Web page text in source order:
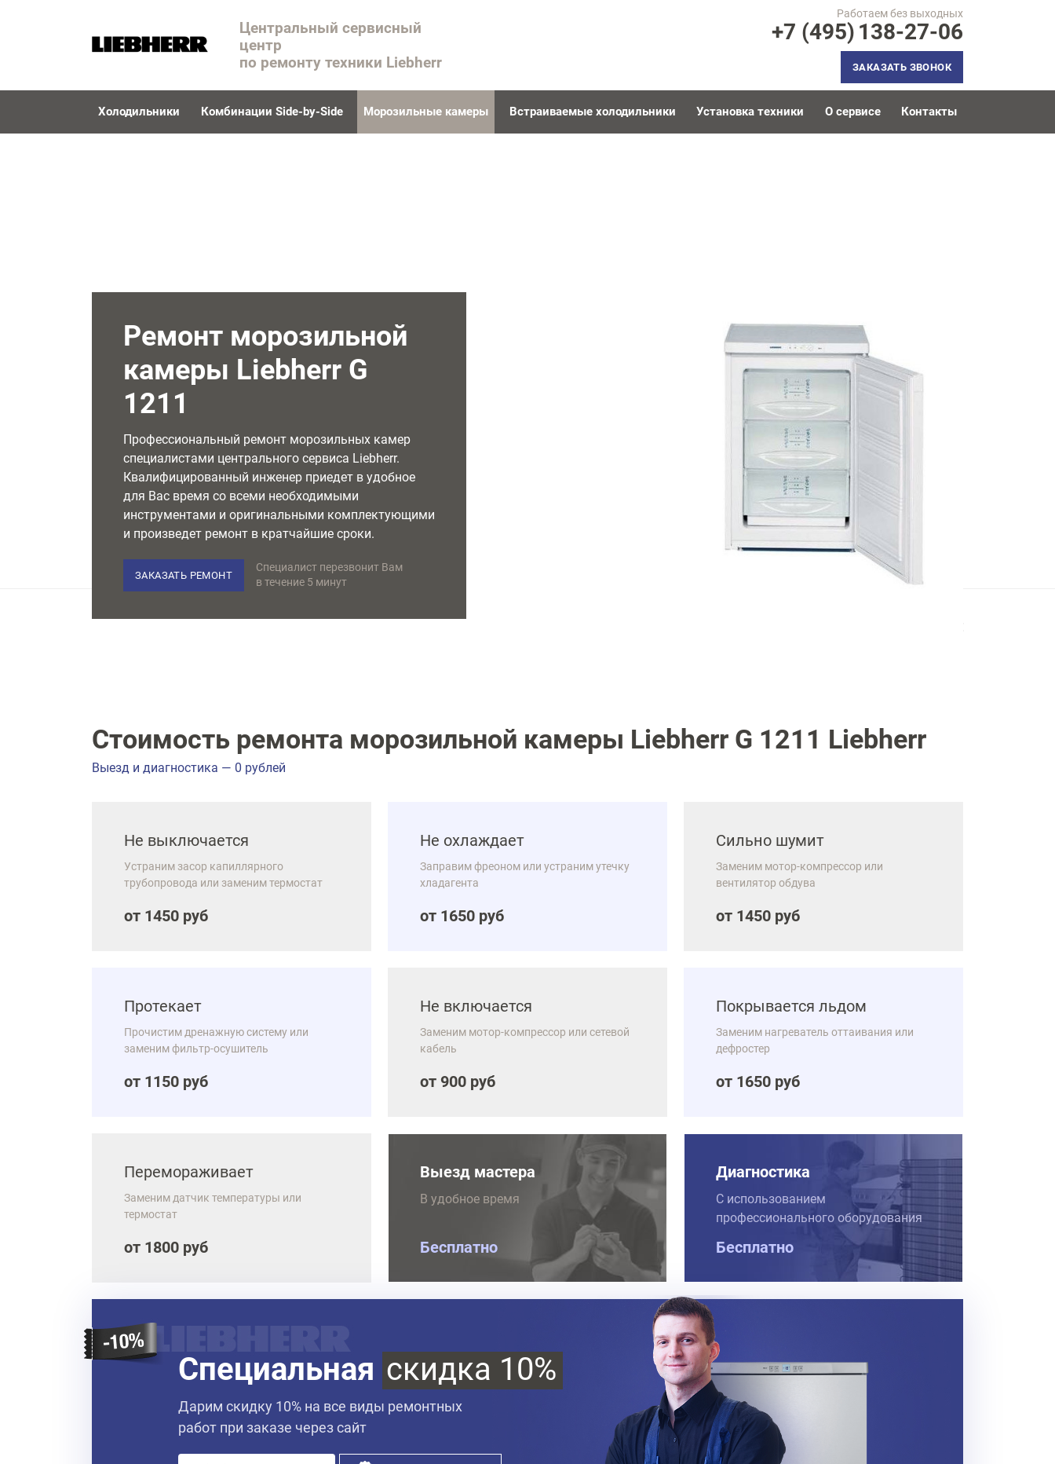
Центральный сервисный
центр
по ремонту техники Liebherr
Работаем без выходных
+7 (495) 138-27-06
ЗАКАЗАТЬ ЗВОНОК
Холодильники Комбинации Side-by-Side Морозильные камеры Встраиваемые холодильники Установка техники О сервисе Контакты
Ремонт морозильной
камеры Liebherr G
1211
Профессиональный ремонт морозильных камер
специалистами центрального сервиса Liebherr.
Квалифицированный инженер приедет в удобное
для Вас время со всеми необходимыми
инструментами и оригинальными комплектующими
и произведет ремонт в кратчайшие сроки.
ЗАКАЗАТЬ РЕМОНТ
Специалист перезвонит Вам
в течение 5 минут
Стоимость ремонта морозильной камеры Liebherr G 1211 Liebherr
Выезд и диагностика — 0 рублей
Не выключается
Устраним засор капиллярного
трубопровода или заменим термостат
от 1450 руб
Не охлаждает
Заправим фреоном или устраним утечку
хладагента
от 1650 руб
Сильно шумит
Заменим мотор-компрессор или
вентилятор обдува
от 1450 руб
Протекает
Прочистим дренажную систему или
заменим фильтр-осушитель
от 1150 руб
Не включается
Заменим мотор-компрессор или сетевой
кабель
от 900 руб
Покрывается льдом
Заменим нагреватель оттаивания или
дефростер
от 1650 руб
Перемораживает
Заменим датчик температуры или
термостат
от 1800 руб
Выезд мастера
В удобное время
Бесплатно
Диагностика
С использованием
профессионального оборудования
Бесплатно
Специальная скидка 10%
Дарим скидку 10% на все виды ремонтных
работ при заказе через сайт